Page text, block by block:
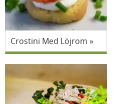
Crostini Med Löjrom